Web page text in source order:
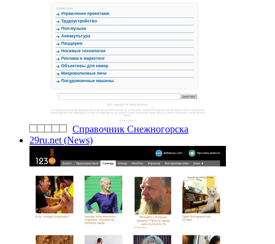
Справочник Снежногорска
29ru.net (News)